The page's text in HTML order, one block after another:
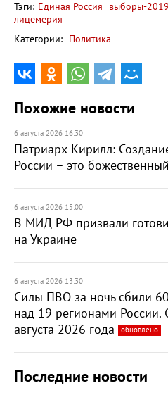
Тэги: Единая Россия выборы-2019
лицемерия
Категории: Политика
Похожие новости
6 августа 2026 16:30
Патриарх Кирилл:
России – это
6 августа 2026 15:00
В МИД РФ призвали
на Украине
6 августа 2026 13:30
Силы ПВО за ночь сбили
над 19 регионами
августа 2026 года
обновлено
Последние новости